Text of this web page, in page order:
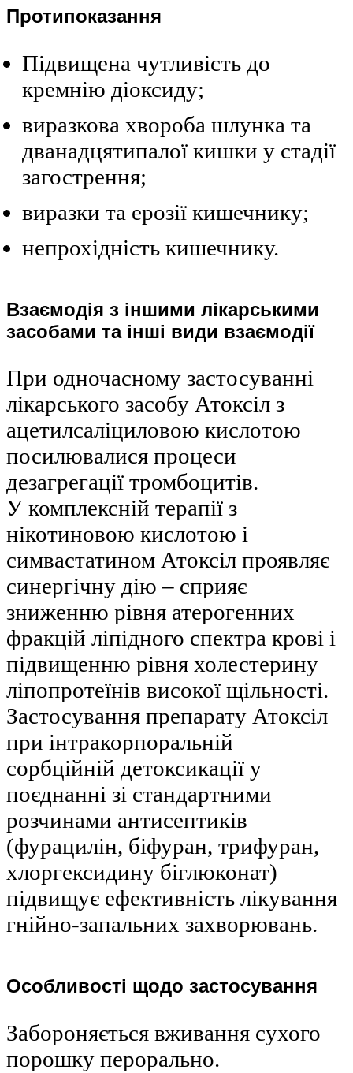
Протипоказання
Підвищена чутливість до
кремнію діоксиду;
виразкова хвороба шлунка та
дванадцятипалої кишки у стадії
загострення;
виразки та ерозії кишечнику;
непрохідність кишечнику.
Взаємодія з іншими лікарськими
засобами та інші види взаємодії
При одночасному застосуванні
лікарського засобу Атоксіл з
ацетилсаліциловою кислотою
посилювалися процеси
дезагрегації тромбоцитів.
У комплексній терапії з
нікотиновою кислотою і
симвастатином Атоксіл проявляє
синергічну дію – сприяє
зниженню рівня атерогенних
фракцій ліпідного спектра крові і
підвищенню рівня холестерину
ліпопротеїнів високої щільності.
Застосування препарату Атоксіл
при інтракорпоральній
сорбційній детоксикації у
поєднанні зі стандартними
розчинами антисептиків
(фурацилін, біфуран, трифуран,
хлоргексидину біглюконат)
підвищує ефективність лікування
гнійно-запальних захворювань.
Особливості щодо застосування
Забороняється вживання сухого
порошку перорально.